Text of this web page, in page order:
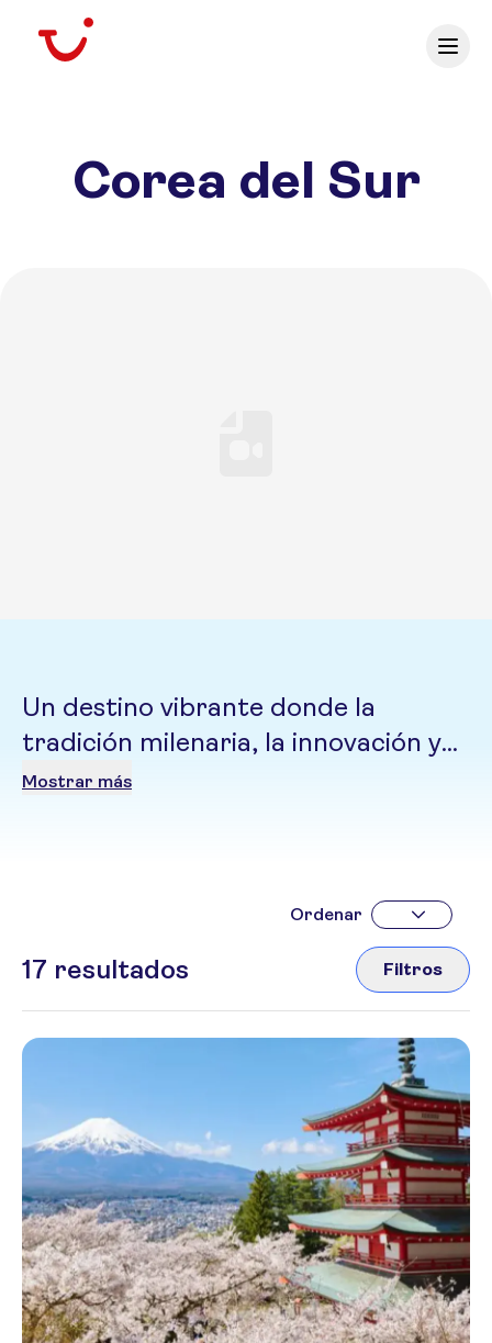
Corea del Sur
Un destino vibrante donde la
tradición milenaria, la innovación y
una cultura fascinante se combinan
Mostrar más
17 resultados
Ordenar
Filtros